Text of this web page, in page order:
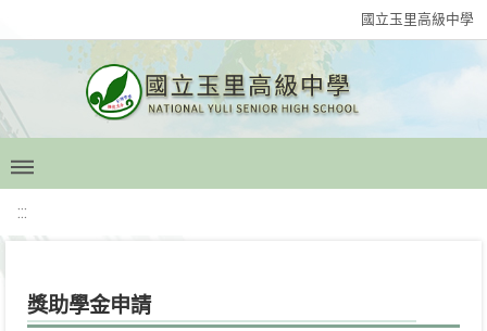
國立玉里高級中學
:::
獎助學金申請